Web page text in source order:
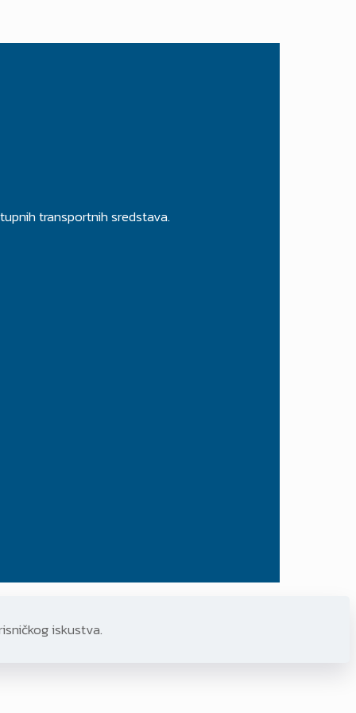
transportnih sredstava.
iskustva.